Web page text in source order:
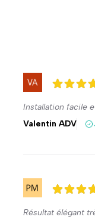
5
5 sur 5
Installation facile
Valentin ADV
5
5 sur 5
Résultat élégant